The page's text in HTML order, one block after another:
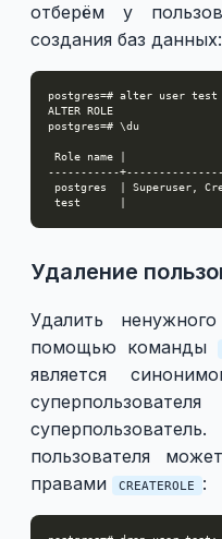
отберём у
создания баз данных:
Удаление
Удалить
помощью команды
является
пользователя
правами
CREATEROLE :